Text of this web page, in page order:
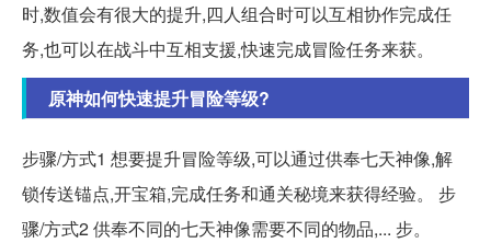
时,数值会有很大的提升,四人组合时可以互相协作完成任
务,也可以在战斗中互相支援,快速完成冒险任务来获。
原神如何快速提升冒险等级?
步骤/方式1 想要提升冒险等级,可以通过供奉七天神像,解
锁传送锚点,开宝箱,完成任务和通关秘境来获得经验。 步
骤/方式2 供奉不同的七天神像需要不同的物品,... 步。